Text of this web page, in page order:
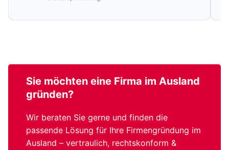
Sie möchten eine Firma im Ausland
gründen?
Wir beraten Sie gerne und finden die
passende Lösung für Ihre Firmengründung im
Ausland – vertraulich, rechtskonform &